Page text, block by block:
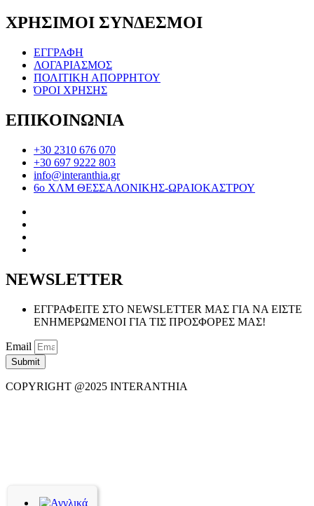
ΧΡΗΣΙΜΟΙ ΣΥΝΔΕΣΜΟΙ
ΕΓΓΡΑΦΗ
ΛΟΓΑΡΙΑΣΜΟΣ
ΠΟΛΙΤΙΚΗ ΑΠΟΡΡΗΤΟΥ
ΌΡΟΙ ΧΡΗΣΗΣ
ΕΠΙΚΟΙΝΩΝΙΑ
+30 2310 676 070
+30 697 9222 803
info@interanthia.gr
6ο ΧΛΜ ΘΕΣΣΑΛΟΝΙΚΗΣ-ΩΡΑΙΟΚΑΣΤΡΟΥ
NEWSLETTER
ΕΓΓΡΑΦΕΙΤΕ ΣΤΟ NEWSLETTER ΜΑΣ ΓΙΑ ΝΑ ΕΙΣΤΕ
ΕΝΗΜΕΡΩΜΕΝΟΙ ΓΙΑ ΤΙΣ ΠΡΟΣΦΟΡΕΣ ΜΑΣ!
Email
Submit
COPYRIGHT @2025 INTERANTHIA